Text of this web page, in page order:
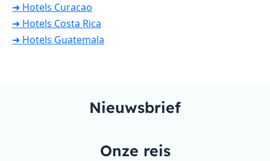
➜ Hotels Curacao
➜ Hotels Costa Rica
➜ Hotels Guatemala
Nieuwsbrief
Onze reis